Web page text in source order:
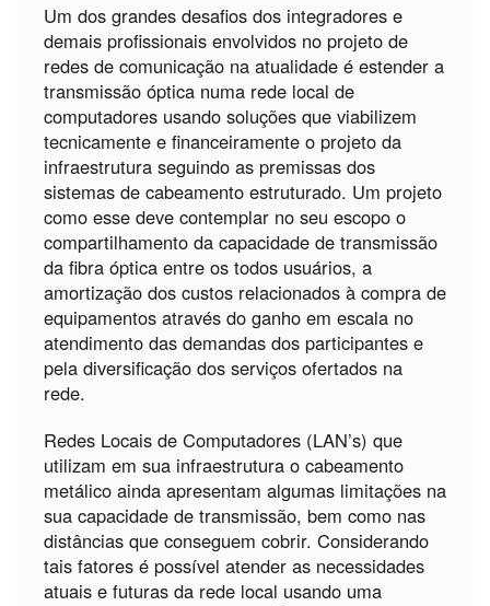
Um dos grandes desafios dos integradores e
demais profissionais envolvidos no projeto de
redes de comunicação na atualidade é estender a
transmissão óptica numa rede local de
computadores usando soluções que viabilizem
tecnicamente e financeiramente o projeto da
infraestrutura seguindo as premissas dos
sistemas de cabeamento estruturado. Um projeto
como esse deve contemplar no seu escopo o
compartilhamento da capacidade de transmissão
da fibra óptica entre os todos usuários, a
amortização dos custos relacionados à compra de
equipamentos através do ganho em escala no
atendimento das demandas dos participantes e
pela diversificação dos serviços ofertados na
rede.
Redes Locais de Computadores (LAN’s) que
utilizam em sua infraestrutura o cabeamento
metálico ainda apresentam algumas limitações na
sua capacidade de transmissão, bem como nas
distâncias que conseguem cobrir. Considerando
tais fatores é possível atender as necessidades
atuais e futuras da rede local usando uma